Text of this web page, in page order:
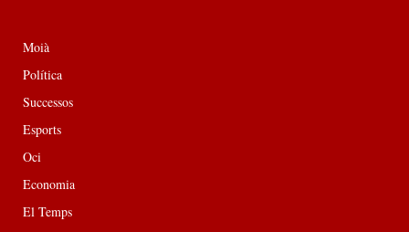
Moià
Política
Successos
Esports
Oci
Economia
El Temps